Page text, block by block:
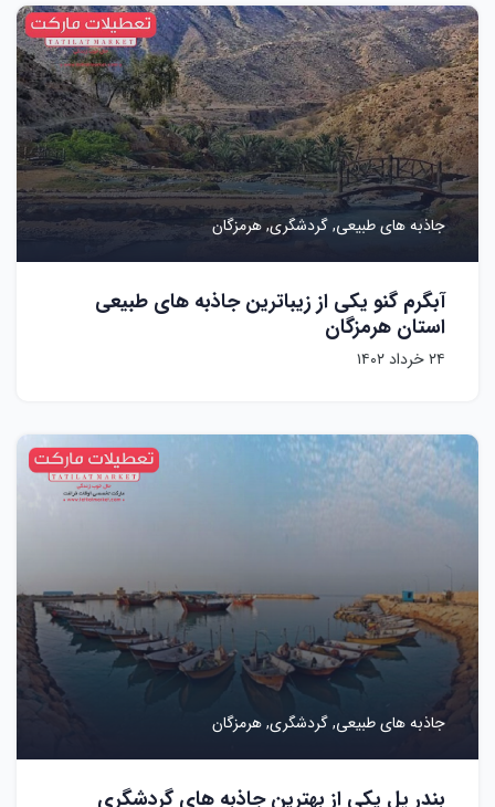
جاذبه های طبیعی,گردشگری,هرمزگان
آبگرم گنو یکی از زیباترین جاذبه های طبیعی
استان هرمزگان
۲۴ خرداد ۱۴۰۲
جاذبه های طبیعی,گردشگری,هرمزگان
بندر پل یکی از بهترین جاذبه های گردشگری